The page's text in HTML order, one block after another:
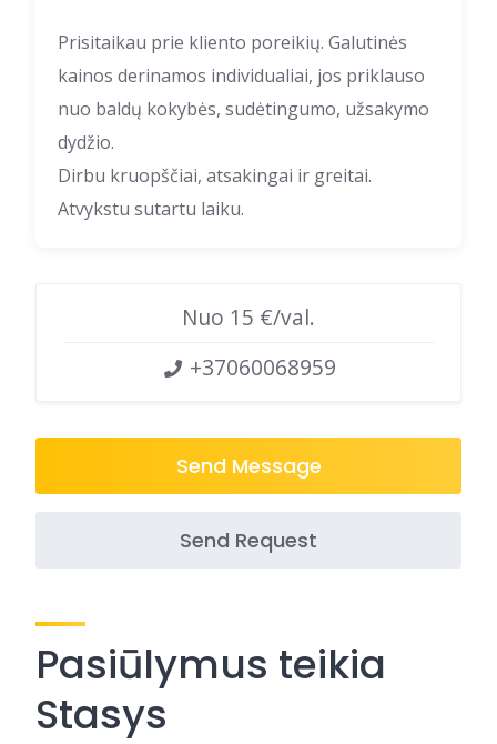
Prisitaikau prie kliento poreikių. Galutinės
kainos derinamos individualiai, jos priklauso
nuo baldų kokybės, sudėtingumo, užsakymo
dydžio.
Dirbu kruopščiai, atsakingai ir greitai.
Atvykstu sutartu laiku.
Nuo 15 €/val.
+37060068959
Send Message
Send Request
Pasiūlymus teikia
Stasys